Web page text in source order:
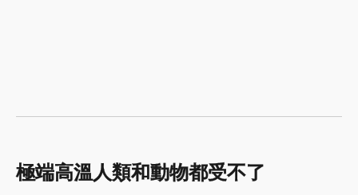
極端高溫人類和動物都受不了